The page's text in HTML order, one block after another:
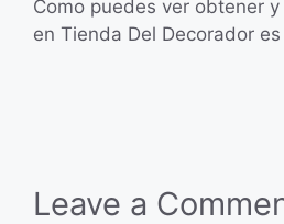
Como puedes ver obtener
en Tienda Del Decorador
Leave a